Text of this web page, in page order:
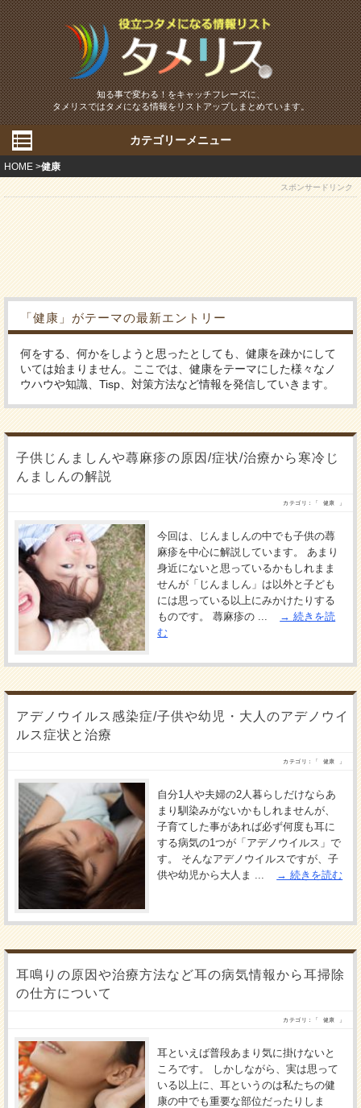
知る事で変わる！をキャッチフレーズに、
タメリスではタメになる情報をリストアップしまとめています。
カテゴリーメニュー
HOME 健康
スポンサードリンク
「健康」がテーマの最新エントリー
何をする、何かをしようと思ったとしても、健康を疎かにして
いては始まりません。ここでは、健康をテーマにした様々なノ
ウハウや知識、Tisp、対策方法など情報を発信していきます。
子供じんましんや蕁麻疹の原因/症状/治療から寒冷じ
んましんの解説
カテゴリ：「 健康 」
今回は、じんましんの中でも子供の蕁
麻疹を中心に解説しています。 あまり
身近にないと思っているかもしれまま
せんが「じんましん」は以外と子ども
には思っている以上にみかけたりする
ものです。 蕁麻疹の ...
続きを読
む
アデノウイルス感染症/子供や幼児・大人のアデノウイ
ルス症状と治療
カテゴリ：「 健康 」
自分1人や夫婦の2人暮らしだけならあ
まり馴染みがないかもしれませんが、
子育てした事があれば必ず何度も耳に
する病気の1つが「アデノウイルス」で
す。 そんなアデノウイルスですが、子
供や幼児から大人ま ...
続きを読む
耳鳴りの原因や治療方法など耳の病気情報から耳掃除
の仕方について
カテゴリ：「 健康 」
耳といえば普段あまり気に掛けないと
ころです。 しかしながら、実は思って
いる以上に、耳というのは私たちの健
康の中でも重要な部位だったりしま